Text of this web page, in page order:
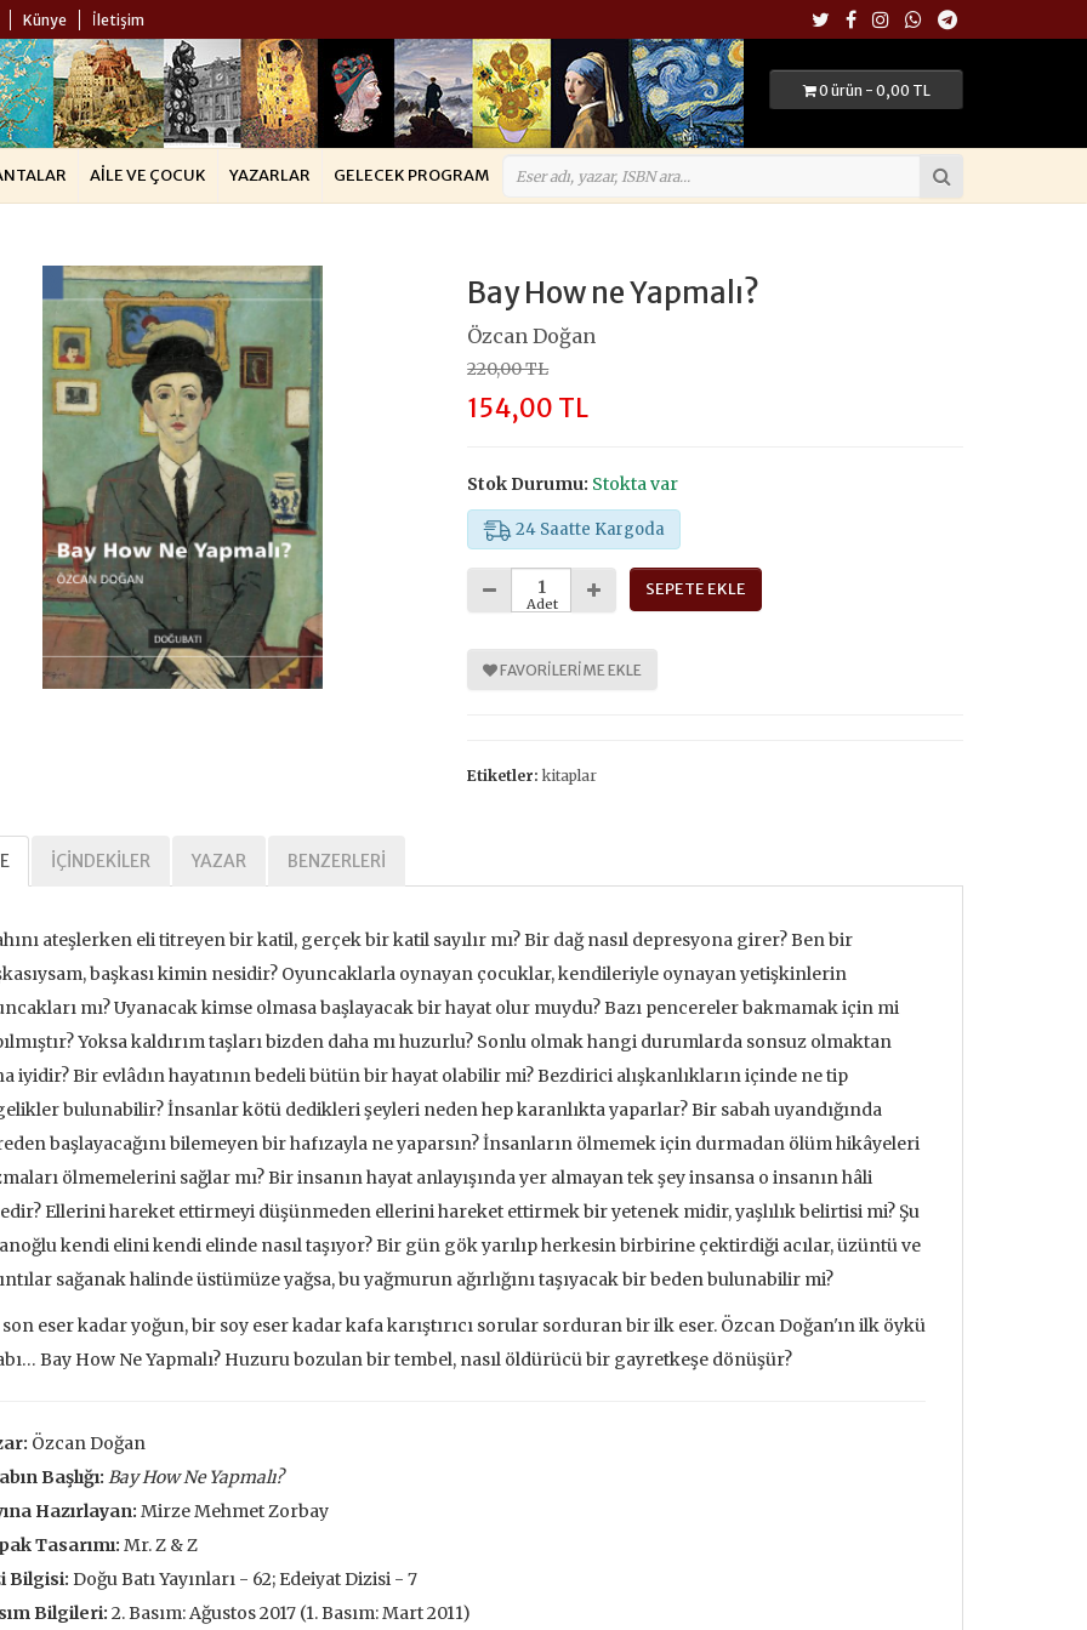
Künye İletişim
0 ürün - 0,00 TL
AILE VE ÇOCUK YAZARLAR GELECEK PROGRAM
%
30
TL
TL
Kargoda
392,00 TL
560,00 TL
24 Saatte Kargoda
SEPETE EKLE
İnsanlar Taze Otlar Üzerine
Penceresinden Bakmak
Bay How ne Yapmalı?
Özcan Doğan
220,00 TL
154,00 TL
Stok Durumu: Stokta var
24 Saatte Kargoda
Adet
SEPETE EKLE
FAVORILERIME EKLE
Etiketler: kitaplar
İÇINDEKILER YAZAR BENZERLERI
ateşlerken eli titreyen bir katil, gerçek bir katil sayılır mı?Bir dağ nasıl depresyona girer? Ben bir
başkası kimin nesidir? Oyuncaklarla oynayan çocuklar, kendileriyle oynayan yetişkinlerin
mı? Uyanacak kimse olmasa başlayacak bir hayat olur muydu? Bazı pencereler bakmamak için mi
Yoksa kaldırım taşları bizden daha mı huzurlu? Sonlu olmak hangi durumlarda sonsuz olmaktan
iyidir? Bir evlâdın hayatının bedeli bütün bir hayat olabilir mi? Bezdirici alışkanlıkların içinde ne tip
bulunabilir? İnsanlar kötü dedikleri şeyleri neden hep karanlıkta yaparlar? Bir sabah uyandığında
başlayacağını bilemeyen bir hafızayla ne yaparsın? İnsanların ölmemek için durmadan ölüm hikâyeleri
ölmemelerini sağlar mı? Bir insanın hayat anlayışında yer almayan tek şey insansa o insanın hâli
Ellerini hareket ettirmeyi düşünmeden ellerini hareket ettirmek bir yetenek midir, yaşlılık belirtisi mi? Şu
kendi elini kendi elinde nasıl taşıyor? Bir gün gök yarılıp herkesin birbirine çektirdiği acılar, üzüntü ve
sağanak halinde üstümüze yağsa, bu yağmurun ağırlığını taşıyacak bir beden bulunabilir mi?
eser kadar yoğun, bir soy eser kadar kafa karıştırıcı sorular sorduran bir ilk eser. Özcan Doğan'ın ilk öykü
Bay How Ne Yapmalı? Huzuru bozulan bir tembel, nasıl öldürücü bir gayretkeşe dönüşür?
Özcan Doğan
Başlığı: Bay How Ne Yapmalı?
Hazırlayan: Mirze Mehmet Zorbay
Tasarımı: Mr. Z & Z
Bilgisi: Doğu Batı Yayınları - 62; Edeiyat Dizisi - 7
Bilgileri: 2. Basım: Ağustos 2017 (1. Basım: Mart 2011)